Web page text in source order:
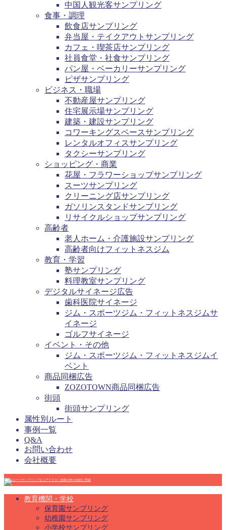
中国人観光客サンプリング
食事・調理
飲食店サンプリング
弁当屋・テイクアウトサンプリング
カフェ・喫茶店サンプリング
社員食堂・社食サンプリング
パン屋・ベーカリーサンプリング
ピザサンプリング
ビジネス・職場
不動産屋サンプリング
住宅展示場サンプリング
建築・建設サンプリング
コワーキングスペースサンプリング
レンタルオフィスサンプリング
タクシーサンプリング
ショッピング・商業
花屋・フラワーショップサンプリング
スーツサンプリング
クリーニング店サンプリング
ガソリンスタンドサンプリング
リサイクルショップサンプリング
高齢者
老人ホーム・介護施設サンプリング
高齢者向けフィットネスジム
教育・学習
塾サンプリング
料理教室サンプリング
デジタルサイネージ広告
歯科医院サイネージ
ジム・スポーツジム・フィットネスジムサ
イネージ
ゴルフサイネージ
イベント・その他
ジム・スポーツジム・フィットネスジムイ
ベント
商品同梱広告
ZOZOTOWN商品同梱広告
街頭
街頭サンプリング
属性別ルート
事例一覧
Q&A
お問い合わせ
会社概要
教育機関・学校
保育園サンプリング
幼稚園サンプリング
小学校サンプリング